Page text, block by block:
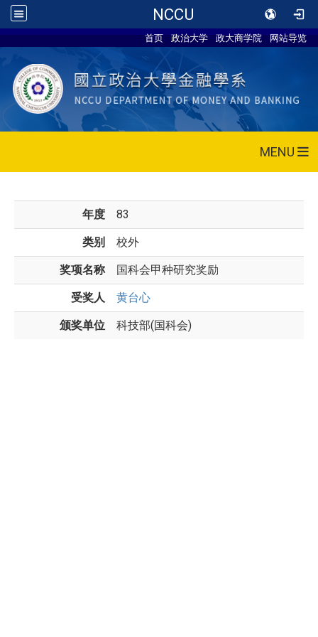
NCCU
首页 政治大学 政大商学院 网站导览
MENU
年度 83
类别 校外
奖项名称 国科会甲种研究奖励
受奖人 黄台心
颁奖单位 科技部(国科会)